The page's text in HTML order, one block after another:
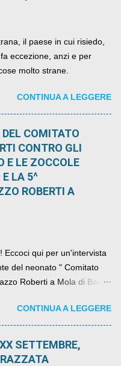
il paese in cui risiedo,
eccezione, anzi e per
molto strane.
CONTINUA A LEGGERE
COMITATO
CONTRO GLI
E LE ZOCCOLE
E LA 5^
ROBERTI A
Eccoci qui per un'intervista
del neonato " Comitato
Roberti a Mola di Bari ,
CONTINUA A LEGGERE
SETTEMBRE,